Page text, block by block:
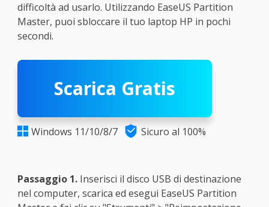
difficoltà ad usarlo. Utilizzando EaseUS Partition
Master, puoi sbloccare il tuo laptop HP in pochi
secondi.
Scarica Gratis
 Windows 11/10/8/7  Sicuro al 100%
Passaggio 1.Inserisci il disco USB di destinazione
nel computer, scarica ed esegui EaseUS Partition